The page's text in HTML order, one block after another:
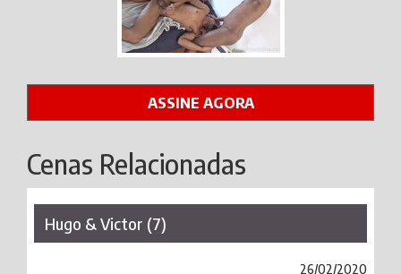
ASSINE AGORA
Cenas Relacionadas
Hugo & Victor (7)
26/02/2020